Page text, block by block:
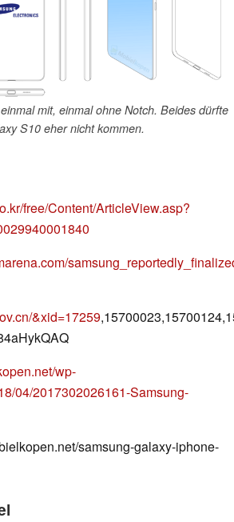
mit, einmal ohne Notch. Beides dürfte
S10 eher nicht kommen.
free/Content/ArticleView.asp?
&xid=17259
wp-
04/2017302026161-Samsung-
samsung-galaxy-iphone-